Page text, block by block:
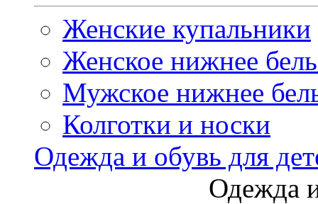
Женские купальники
Женское нижнее
Мужское нижнее
Колготки и носки
Одежда и обувь для
Одежда